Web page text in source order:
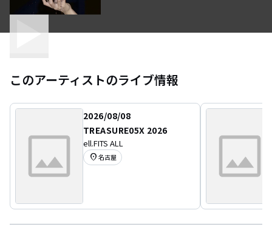
このアーティストのライブ情報
2026/08/08
TREASURE05X 2026
ell.FITS ALL
location_on 名古屋